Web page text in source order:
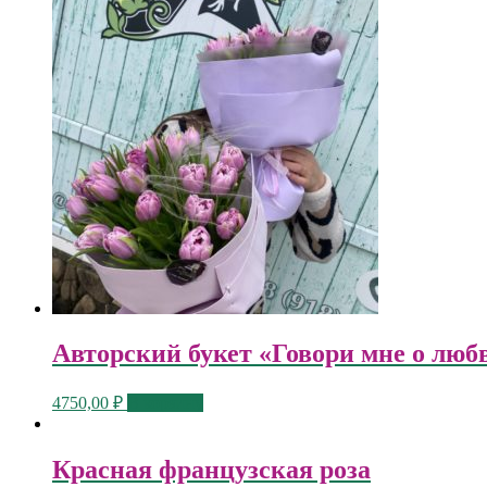
Авторский букет «Говори мне о
4750,00 ₽
Красная французская роза